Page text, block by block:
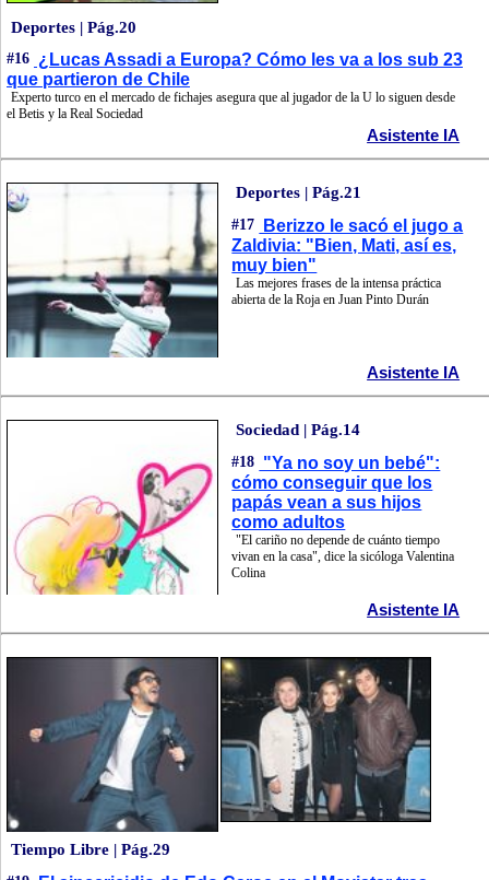
Deportes | Pág.20
#16 ¿Lucas Assadi a Europa? Cómo les va a los sub 23
que partieron de Chile
Experto turco en el mercado de fichajes asegura que al jugador de la U lo siguen desde
el Betis y la Real Sociedad
Asistente IA
Deportes | Pág.21
#17
Berizzo le sacó el jugo a
Zaldivia: "Bien, Mati, así es,
muy bien"
Las mejores frases de la intensa práctica
abierta de la Roja en Juan Pinto Durán
Asistente IA
Sociedad | Pág.14
#18 "Ya no soy un bebé":
cómo conseguir que los
papás vean a sus hijos
como adultos
"El cariño no depende de cuánto tiempo
vivan en la casa", dice la sicóloga Valentina
Colina
Asistente IA
Tiempo Libre | Pág.29